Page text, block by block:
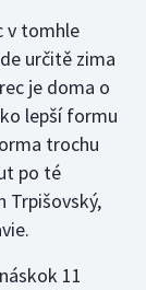
v tomhle
určitě zima
je doma o
lepší formu
trochu
po té
Trpišovský,
11